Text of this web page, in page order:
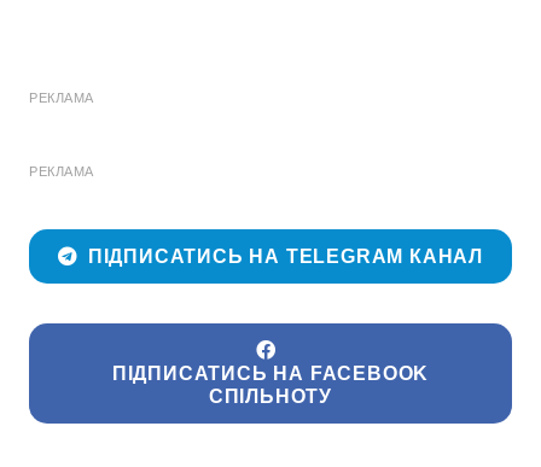
РЕКЛАМА
РЕКЛАМА
ПІДПИСАТИСЬ НА TELEGRAM КАНАЛ
ПІДПИСАТИСЬ НА FACEBOOK
СПІЛЬНОТУ